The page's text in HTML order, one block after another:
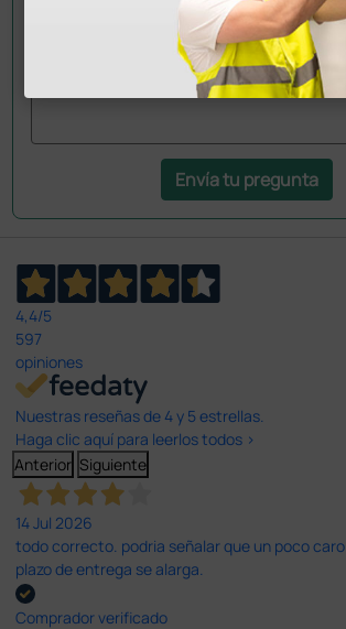
Envía tu pregunta
4,4/5
597
opiniones
Nuestras reseñas de 4 y 5 estrellas.
Haga clic aquí para leerlos todos >
Anterior Siguiente
14 Jul 2026
todo correcto. podria señalar que un poco
plazo de entrega se alarga.
Comprador verificado